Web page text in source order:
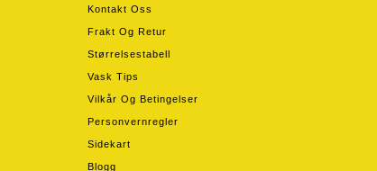
Kontakt Oss
Frakt Og Retur
Størrelsestabell
Vask Tips
Vilkår Og Betingelser
Personvernregler
Sidekart
Blogg